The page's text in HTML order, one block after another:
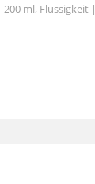
200 ml, Flüssigkeit |